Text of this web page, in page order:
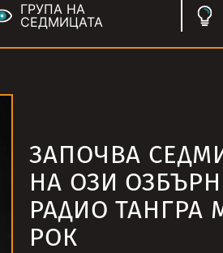
ГРУПА НА
СЕДМИЦАТА
ЗАПОЧВА
НА ОЗИ
РАДИО ТАНГРА
РОК